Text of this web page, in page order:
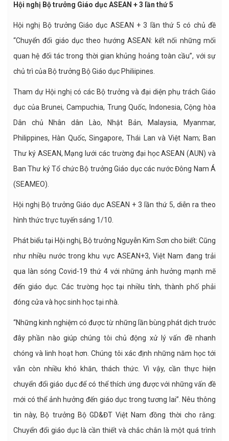
Hội nghị Bộ trưởng Giáo dục ASEAN + 3 lần thứ 5
Hội nghị Bộ trưởng Giáo dục ASEAN + 3 lần thứ 5 có chủ đề
“Chuyển đổi giáo dục theo hướng ASEAN: kết nối những mối
quan hệ đối tác trong thời gian khủng hoảng toàn cầu”, với sự
chủ trì của Bộ trưởng Bộ Giáo dục Philiipines.
Tham dự Hội nghị có các Bộ trưởng và đại diện phụ trách Giáo
dục của Brunei, Campuchia, Trung Quốc, Indonesia, Cộng hòa
Dân chủ Nhân dân Lào, Nhật Bản, Malaysia, Myanmar,
Philippines, Hàn Quốc, Singapore, Thái Lan và Việt Nam; Ban
Thư ký ASEAN, Mạng lưới các trường đại học ASEAN (AUN) và
Ban Thư ký Tổ chức Bộ trưởng Giáo dục các nước Đông Nam Á
(SEAMEO).
Hội nghị Bộ trưởng Giáo dục ASEAN + 3 lần thứ 5, diễn ra theo
hình thức trực tuyến sáng 1/10.
Phát biểu tại Hội nghị, Bộ trưởng Nguyễn Kim Sơn cho biết: Cũng
như nhiều nước trong khu vực ASEAN+3, Việt Nam đang trải
qua làn sóng Covid-19 thứ 4 với những ảnh hưởng mạnh mẽ
đến giáo dục. Các trường học tại nhiều tỉnh, thành phố phải
đóng cửa và học sinh học tại nhà.
“Những kinh nghiệm có được từ những lần bùng phát dịch trước
đây phần nào giúp chúng tôi chủ động xử lý vấn đề nhanh
chóng và linh hoạt hơn. Chúng tôi xác định những năm học tới
vẫn còn nhiều khó khăn, thách thức. Vì vậy, cần thực hiện
chuyển đổi giáo dục để có thể thích ứng được với những vấn đề
mới có thể ảnh hưởng đến giáo dục trong tương lai”. Nêu thông
tin này, Bộ trưởng Bộ GD&ĐT Việt Nam đồng thời cho rằng:
Chuyển đổi giáo dục là cần thiết và chắc chắn là một quá trình